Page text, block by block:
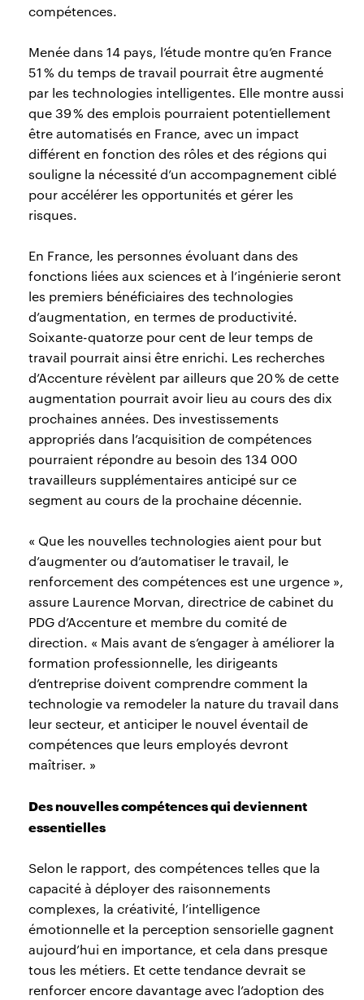
compétences.
Menée dans 14 pays, l’étude montre qu’en France
51 % du temps de travail pourrait être augmenté
par les technologies intelligentes. Elle montre aussi
que 39 % des emplois pourraient potentiellement
être automatisés en France, avec un impact
différent en fonction des rôles et des régions qui
souligne la nécessité d’un accompagnement ciblé
pour accélérer les opportunités et gérer les
risques.
En France, les personnes évoluant dans des
fonctions liées aux sciences et à l’ingénierie seront
les premiers bénéficiaires des technologies
d’augmentation, en termes de productivité.
Soixante-quatorze pour cent de leur temps de
travail pourrait ainsi être enrichi. Les recherches
d’Accenture révèlent par ailleurs que 20 % de cette
augmentation pourrait avoir lieu au cours des dix
prochaines années. Des investissements
appropriés dans l’acquisition de compétences
pourraient répondre au besoin des 134 000
travailleurs supplémentaires anticipé sur ce
segment au cours de la prochaine décennie.
« Que les nouvelles technologies aient pour but
d’augmenter ou d’automatiser le travail, le
renforcement des compétences est une urgence »,
assure Laurence Morvan, directrice de cabinet du
PDG d’Accenture et membre du comité de
direction. « Mais avant de s’engager à améliorer la
formation professionnelle, les dirigeants
d’entreprise doivent comprendre comment la
technologie va remodeler la nature du travail dans
leur secteur, et anticiper le nouvel éventail de
compétences que leurs employés devront
maîtriser. »
Des nouvelles compétences qui deviennent
essentielles
Selon le rapport, des compétences telles que la
capacité à déployer des raisonnements
complexes, la créativité, l’intelligence
émotionnelle et la perception sensorielle gagnent
aujourd’hui en importance, et cela dans presque
tous les métiers. Et cette tendance devrait se
renforcer encore davantage avec l’adoption des